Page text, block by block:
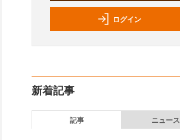
ログイン
新着記事
記事 ニュース